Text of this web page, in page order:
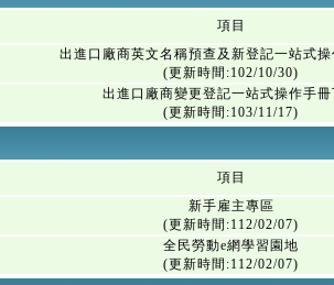
項目
出進口廠商英文名稱預查及新登記一站式
(更新時間:102/10/30)
出進口廠商變更登記一站式操作手
(更新時間:103/11/17)
項目
新手雇主專區
(更新時間:112/02/07)
全民勞動e網學習園地
(更新時間:112/02/07)